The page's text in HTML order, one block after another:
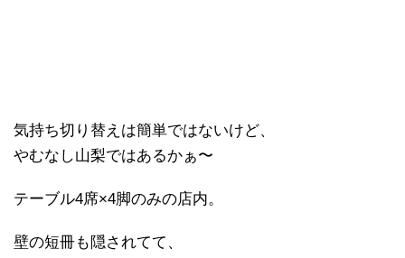
気持ち切り替えは簡単ではないけど、
やむなし山梨ではあるかぁ〜
テーブル4席×4脚のみの店内。
壁の短冊も隠されてて、